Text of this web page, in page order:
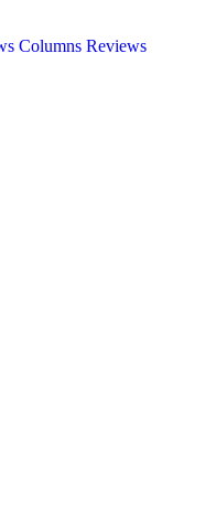
Columns Reviews